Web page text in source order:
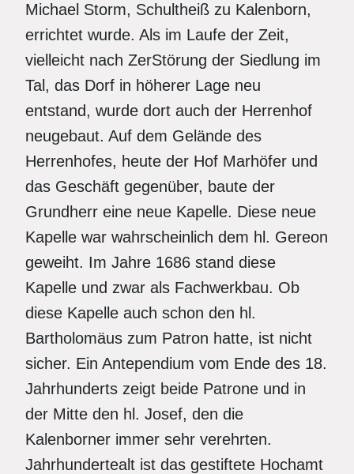
Michael Storm, Schultheiß zu Kalenborn,
errichtet wurde. Als im Laufe der Zeit,
vielleicht nach ZerStörung der Siedlung im
Tal, das Dorf in höherer Lage neu
entstand, wurde dort auch der Herrenhof
neugebaut. Auf dem Gelände des
Herrenhofes, heute der Hof Marhöfer und
das Geschäft gegenüber, baute der
Grundherr eine neue Kapelle. Diese neue
Kapelle war wahrscheinlich dem hl. Gereon
geweiht. Im Jahre 1686 stand diese
Kapelle und zwar als Fachwerkbau. Ob
diese Kapelle auch schon den hl.
Bartholomäus zum Patron hatte, ist nicht
sicher. Ein Antependium vom Ende des 18.
Jahrhunderts zeigt beide Patrone und in
der Mitte den hl. Josef, den die
Kalenborner immer sehr verehrten.
Jahrhundertealt ist das gestiftete Hochamt